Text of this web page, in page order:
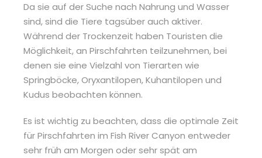
Da sie auf der Suche nach Nahrung und Wasser
sind, sind die Tiere tagsüber auch aktiver.
Während der Trockenzeit haben Touristen die
Möglichkeit, an Pirschfahrten teilzunehmen, bei
denen sie eine Vielzahl von Tierarten wie
Springböcke, Oryxantilopen, Kuhantilopen und
Kudus beobachten können.
Es ist wichtig zu beachten, dass die optimale Zeit
für Pirschfahrten im Fish River Canyon entweder
sehr früh am Morgen oder sehr spät am